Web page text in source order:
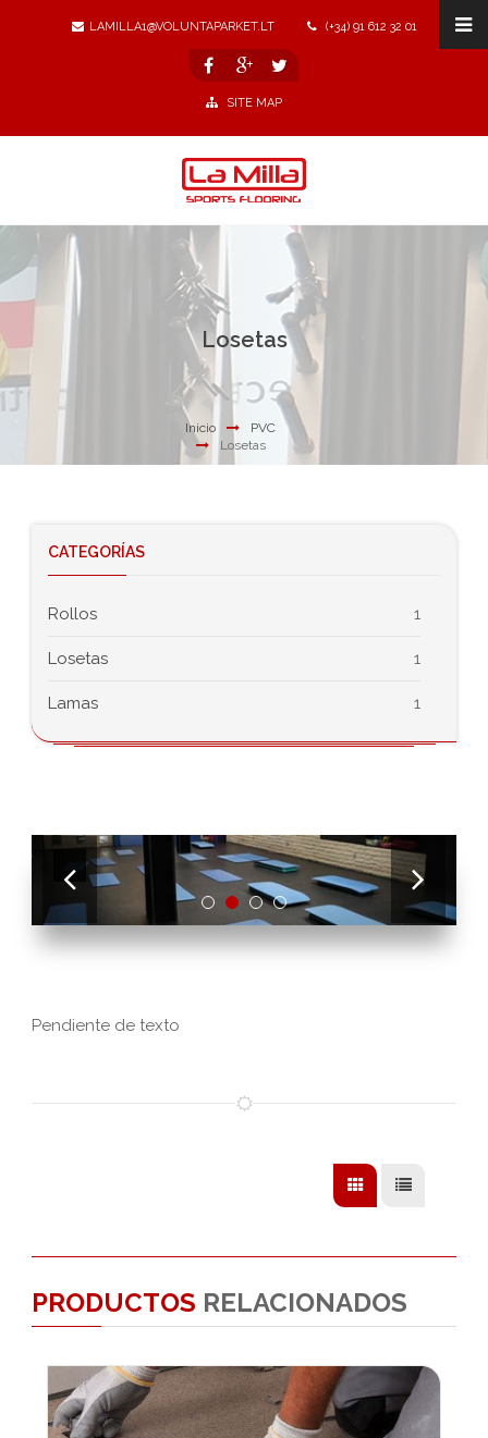
LAMILLA1@VOLUNTAPARKET.LT (+34) 91 612 32 01
SITE MAP
Losetas
Inicio
PVC
Losetas
CATEGORÍAS
Rollos 1
Losetas 1
Lamas 1
Pendiente de texto
PRODUCTOS RELACIONADOS